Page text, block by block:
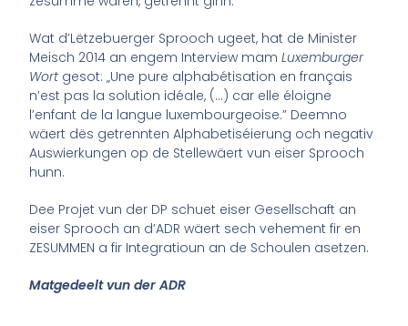
Wat d’Lëtzebuerger Sprooch ugeet, hat de Minister
Meisch 2014 an engem Interview mamLuxemburger
Wort gesot: „Une pure alphabétisation en français
n’est pas la solution idéale, (…) car elle éloigne
l’enfant de la langue luxembourgeoise.” Deemno
wäert dës getrennten Alphabetiséierung och negativ
Auswierkungen op de Stellewäert vun eiser Sprooch
hunn.
Dee Projet vun der DP schuet eiser Gesellschaft an
eiser Sprooch an d’ADR wäert sech vehement fir en
ZESUMMEN a fir Integratioun an de Schoulen asetzen.
Matgedeelt vun der ADR